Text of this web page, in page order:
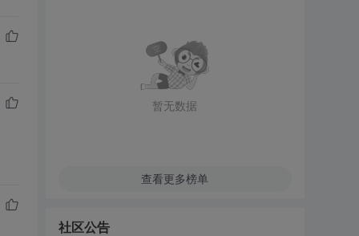
暂无数据
查看更多榜单
社区公告